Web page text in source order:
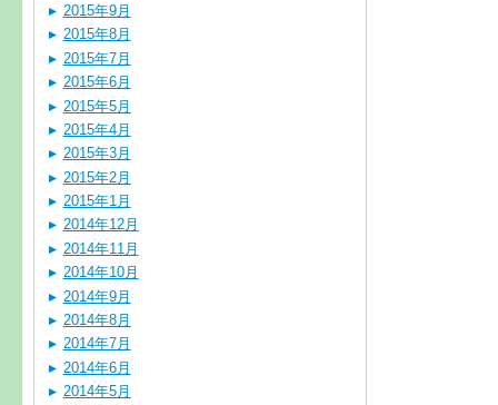
2015年9月
2015年8月
2015年7月
2015年6月
2015年5月
2015年4月
2015年3月
2015年2月
2015年1月
2014年12月
2014年11月
2014年10月
2014年9月
2014年8月
2014年7月
2014年6月
2014年5月